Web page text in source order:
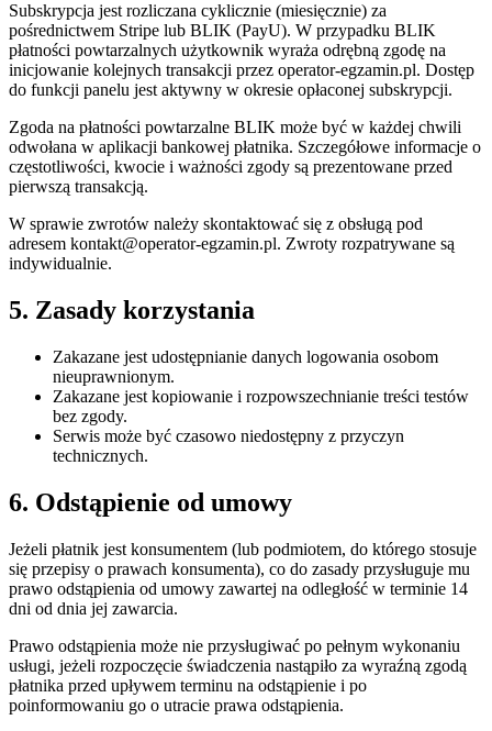
Subskrypcja jest rozliczana cyklicznie (miesięcznie) za
pośrednictwem Stripe lub BLIK (PayU). W przypadku BLIK
płatności powtarzalnych użytkownik wyraża odrębną zgodę na
inicjowanie kolejnych transakcji przez operator-egzamin.pl. Dostęp
do funkcji panelu jest aktywny w okresie opłaconej subskrypcji.
Zgoda na płatności powtarzalne BLIK może być w każdej chwili
odwołana w aplikacji bankowej płatnika. Szczegółowe informacje o
częstotliwości, kwocie i ważności zgody są prezentowane przed
pierwszą transakcją.
W sprawie zwrotów należy skontaktować się z obsługą pod
adresem kontakt@operator-egzamin.pl. Zwroty rozpatrywane są
indywidualnie.
5. Zasady korzystania
Zakazane jest udostępnianie danych logowania osobom
nieuprawnionym.
Zakazane jest kopiowanie i rozpowszechnianie treści testów
bez zgody.
Serwis może być czasowo niedostępny z przyczyn
technicznych.
6. Odstąpienie od umowy
Jeżeli płatnik jest konsumentem (lub podmiotem, do którego stosuje
się przepisy o prawach konsumenta), co do zasady przysługuje mu
prawo odstąpienia od umowy zawartej na odległość w terminie 14
dni od dnia jej zawarcia.
Prawo odstąpienia może nie przysługiwać po pełnym wykonaniu
usługi, jeżeli rozpoczęcie świadczenia nastąpiło za wyraźną zgodą
płatnika przed upływem terminu na odstąpienie i po
poinformowaniu go o utracie prawa odstąpienia.